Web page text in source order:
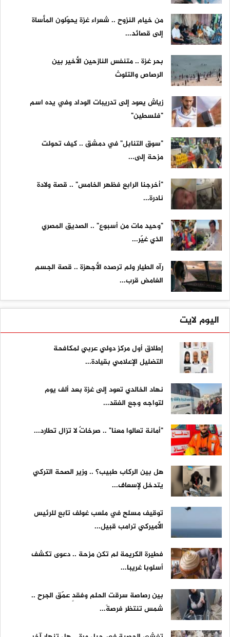
من خيام النزوح .. شعراء غزة يحوّلون المأساة
إلى قصائد...
بحر غزة .. متنفس النازحين الأخير بين
الرصاص والتلوث
زياش يعود إلى تدريبات الوداد وفي يده اسم
"فلسطين"
"سوق التنابل" في دمشق .. كيف تحولت
مزحة إلى...
"أخرجنا الرابع فظهر الخامس" .. قصة ولادة
نادرة...
"وحيد مات من أسبوع" .. الصديق المصري
الذي غيّر...
رآه الطيار ولم ترصده الأجهزة .. قصة الجسم
الغامض قرب...
اليوم لايت
إطلاق أول مركز دولي عربي لمكافحة
التضليل الإعلامي بقيادة...
نهاد الخالدي تعود إلى غزة بعد ألف يوم
لتواجه وجع الفقد...
"أمانة تعالوا معنا" .. صرخاتٌ لا تزال تطارد...
هل بين الركاب طبيب؟ .. وزير الصحة التركي
يتدخل لإسعاف...
توقيف مسلح في ملعب غولف تابع للرئيس
الأميركي ترامب قبيل...
فطيرة الكريمة لم تكن مزحة .. دعوى تكشف
أسلوبا غريبا...
بين رصاصة سرقت الحلم وفقدٍ عمّق الجرح ..
شمس تنتظر فرصةً...